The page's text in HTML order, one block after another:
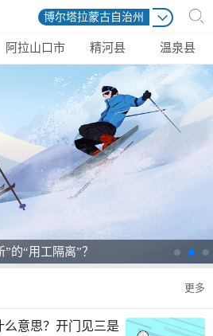
博尔塔拉蒙古自治州
阿拉山口市 精河县 温泉县
的“用工隔离”？
更多
么意思？开门见三是